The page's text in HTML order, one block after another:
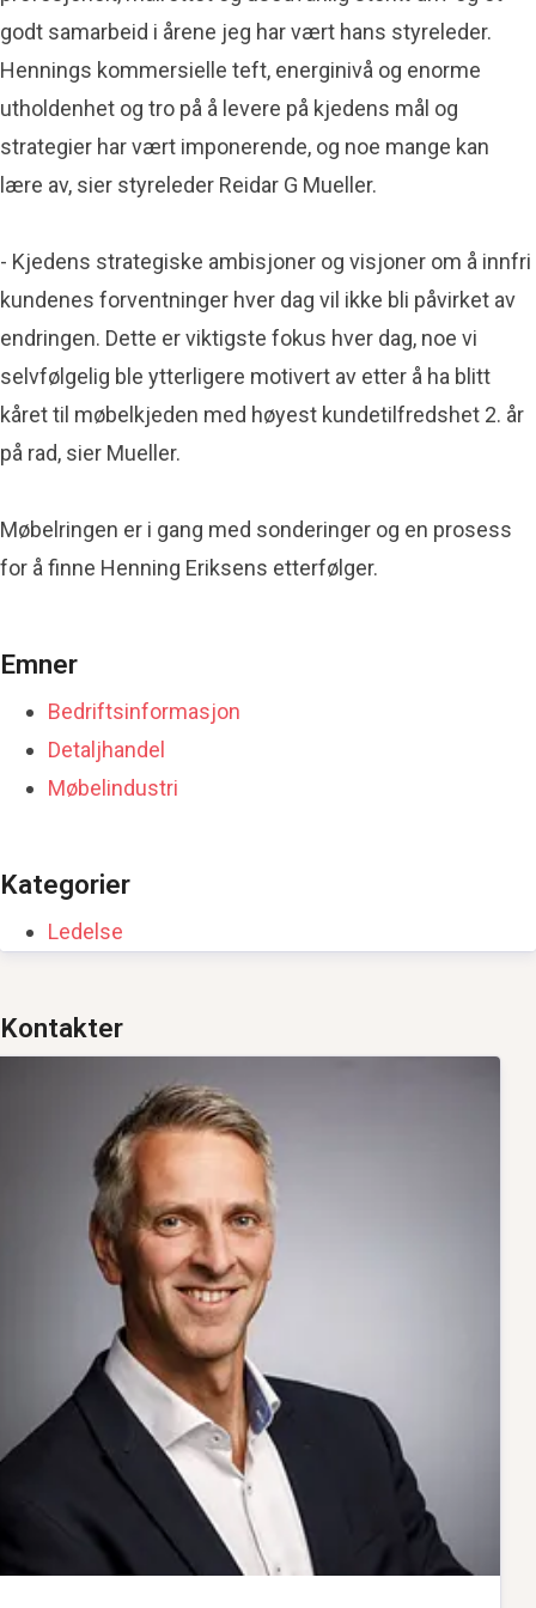
godt samarbeid i årene jeg har vært hans styreleder.
Hennings kommersielle teft, energinivå og enorme
utholdenhet og tro på å levere på kjedens mål og
strategier har vært imponerende, og noe mange kan
lære av, sier styreleder Reidar G Mueller.
- Kjedens strategiske ambisjoner og visjoner om å innfri
kundenes forventninger hver dag vil ikke bli påvirket av
endringen. Dette er viktigste fokus hver dag, noe vi
selvfølgelig ble ytterligere motivert av etter å ha blitt
kåret til møbelkjeden med høyest kundetilfredshet 2. år
på rad, sier Mueller.
Møbelringen er i gang med sonderinger og en prosess
for å finne Henning Eriksens etterfølger.
Emner
Bedriftsinformasjon
Detaljhandel
Møbelindustri
Kategorier
Ledelse
Kontakter